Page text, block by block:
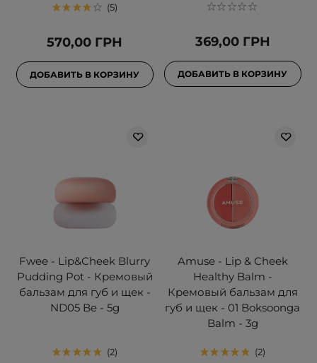
5
570,00 ГРН
ДОБАВИТЬ В КОРЗИНУ
369,00 ГРН
ДОБАВИТЬ В КОРЗИНУ
Fwee - Lip&Cheek Blurry
Pudding Pot - Кремовый
бальзам для губ и щек -
ND05 Be - 5g
2
Amuse - Lip & Cheek
Healthy Balm -
Кремовый бальзам для
губ и щек - 01 Boksoonga
Balm - 3g
2